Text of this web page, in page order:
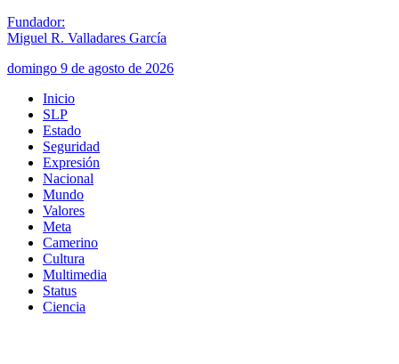
Fundador:
Miguel R. Valladares García
domingo 9 de agosto de 2026
Inicio
SLP
Estado
Seguridad
Expresión
Nacional
Mundo
Valores
Meta
Camerino
Cultura
Multimedia
Status
Ciencia